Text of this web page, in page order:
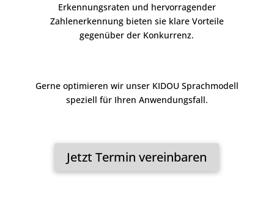
Erkennungsraten und hervorragender
Zahlenerkennung bieten sie klare Vorteile
gegenüber der Konkurrenz.
Gerne optimieren wir unser KIDOU Sprachmodell
speziell für Ihren Anwendungsfall.
Jetzt Termin vereinbaren